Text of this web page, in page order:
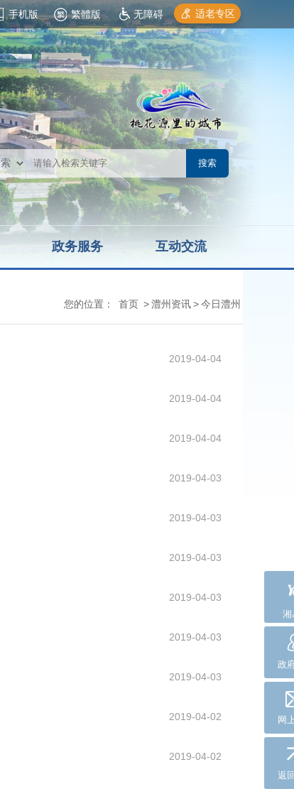
手机版 繁體版 无障碍 适老专区
政务服务 互动交流
您的位置： 首页 >澧州资讯>今日澧州
2019-04-04
2019-04-04
2019-04-04
2019-04-03
2019-04-03
2019-04-03
2019-04-03
2019-04-03
2019-04-03
2019-04-02
2019-04-02
湘
政
网
返